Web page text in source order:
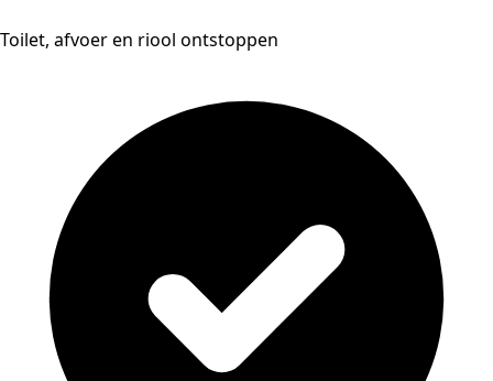
Toilet, afvoer en riool ontstoppen